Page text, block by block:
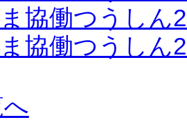
協働つうしん
協働つうしん